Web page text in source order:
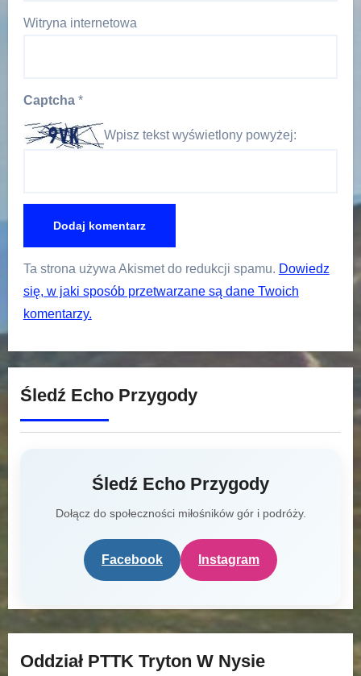
Witryna internetowa
Captcha *
Wpisz tekst wyświetlony powyżej:
Ta strona używa Akismet do redukcji spamu. Dowiedz
się, w jaki sposób przetwarzane są dane Twoich
komentarzy.
Śledź Echo Przygody
Śledź Echo Przygody
Dołącz do społeczności miłośników gór i podróży.
Facebook Instagram
Oddział PTTK Tryton W Nysie